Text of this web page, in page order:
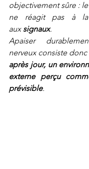
objectivement sûre :
ne réagit pas à la
aux signaux.
Apaiser
nerveux consiste donc
après jour, un
externe perçu
prévisible.